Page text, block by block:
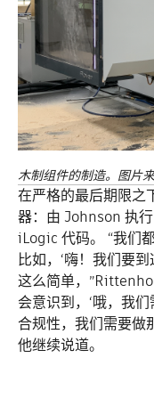
木制组件的制造。图片
在严格的最后期限之
器：由 Johnson 执行
iLogic 代码。 “我们
比如，‘嗨！我们要
这么简单，
会意识到，‘哦，我
合规性，我们需要做
他继续说道。